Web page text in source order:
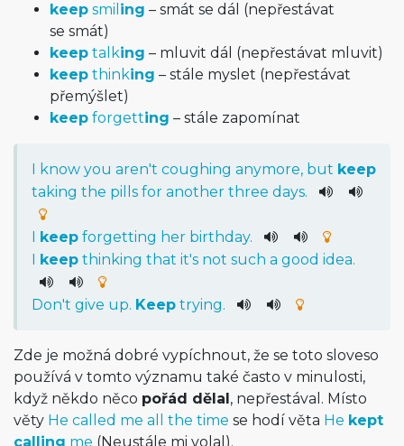
keep smil ing – smát se dál (nepřestávat
se smát)
keep talking – mluvit dál (nepřestávat mluvit)
keep thinking – stále myslet (nepřestávat
přemýšlet)
keep forgetting – stále zapomínat
I know you aren't coughing anymore, but keep
taking the pills for another three days.
I keep forgetting her birthday.
I keep thinking that it's not such a good idea.
Don't give up. Keep trying.
Zde je možná dobré vypíchnout, že se toto sloveso
používá v tomto významu také často v minulosti,
když někdo něco pořád dělal, nepřestával. Místo
věty He called me all the time se hodí věta He kept
calling me (Neustále mi volal).